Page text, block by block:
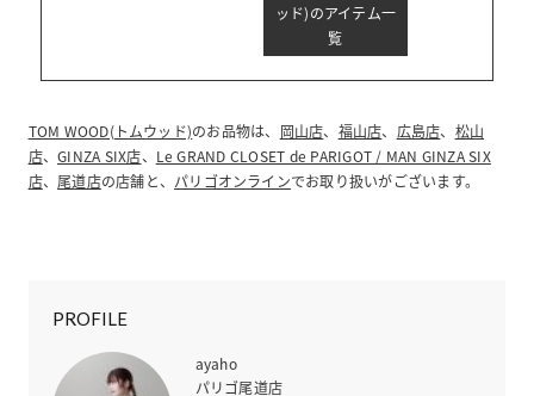
ッド)のアイテム一
覧
TOM WOOD(トムウッド)のお品物は、 岡山店、 福山店、 広島店、 松山
店、GINZA SIX店、 Le GRAND CLOSET de PARIGOT / MAN GINZA SIX
店、 尾道店の店舗と、 パリゴオンラインでお取り扱いがございます。
PROFILE
ayaho
パリゴ尾道店